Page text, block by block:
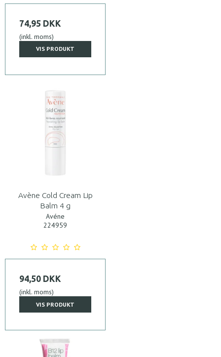
74,95 DKK
(inkl. moms)
VIS PRODUKT
Avène Cold Cream Lip
Balm 4 g
Avéne
224959
94,50 DKK
(inkl. moms)
VIS PRODUKT